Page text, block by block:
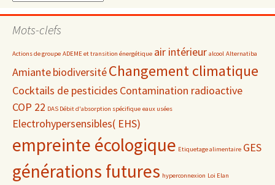
date
Mots-clefs
Actions de groupe ADEME et transition énergétique air intérieur alcool Alternatiba
AmiantebiodiversitéChangement climatique
Cocktails de pesticides Contamination radioactive
COP 22 DAS Débit d'absorption spécifique eaux usées
Electrohypersensibles( EHS)
empreinte écologique Etiquetage alimentaire GES
générations futures hyperconnexion Loi Elan